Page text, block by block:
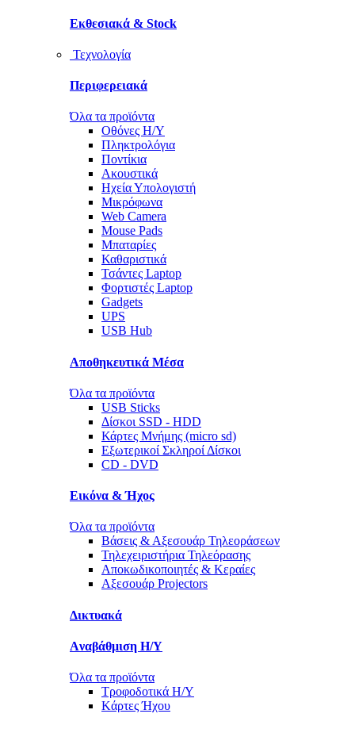
Εκθεσιακά & Stock
Τεχνολογία
Περιφερειακά
Όλα τα προϊόντα
Οθόνες Η/Υ
Πληκτρολόγια
Ποντίκια
Ακουστικά
Ηχεία Υπολογιστή
Μικρόφωνα
Web Camera
Mouse Pads
Μπαταρίες
Καθαριστικά
Τσάντες Laptop
Φορτιστές Laptop
Gadgets
UPS
USB Hub
Αποθηκευτικά Μέσα
Όλα τα προϊόντα
USB Sticks
Δίσκοι SSD - HDD
Κάρτες Μνήμης (micro sd)
Εξωτερικοί Σκληροί Δίσκοι
CD - DVD
Εικόνα & Ήχος
Όλα τα προϊόντα
Βάσεις & Αξεσουάρ Τηλεοράσεων
Τηλεχειριστήρια Τηλεόρασης
Αποκωδικοποιητές & Κεραίες
Αξεσουάρ Projectors
Δικτυακά
Aναβάθμιση Η/Υ
Όλα τα προϊόντα
Τροφοδοτικά Η/Υ
Kάρτες Ήχου